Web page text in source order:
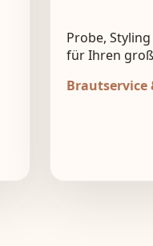
Probe,
für Ihren
Brautservice